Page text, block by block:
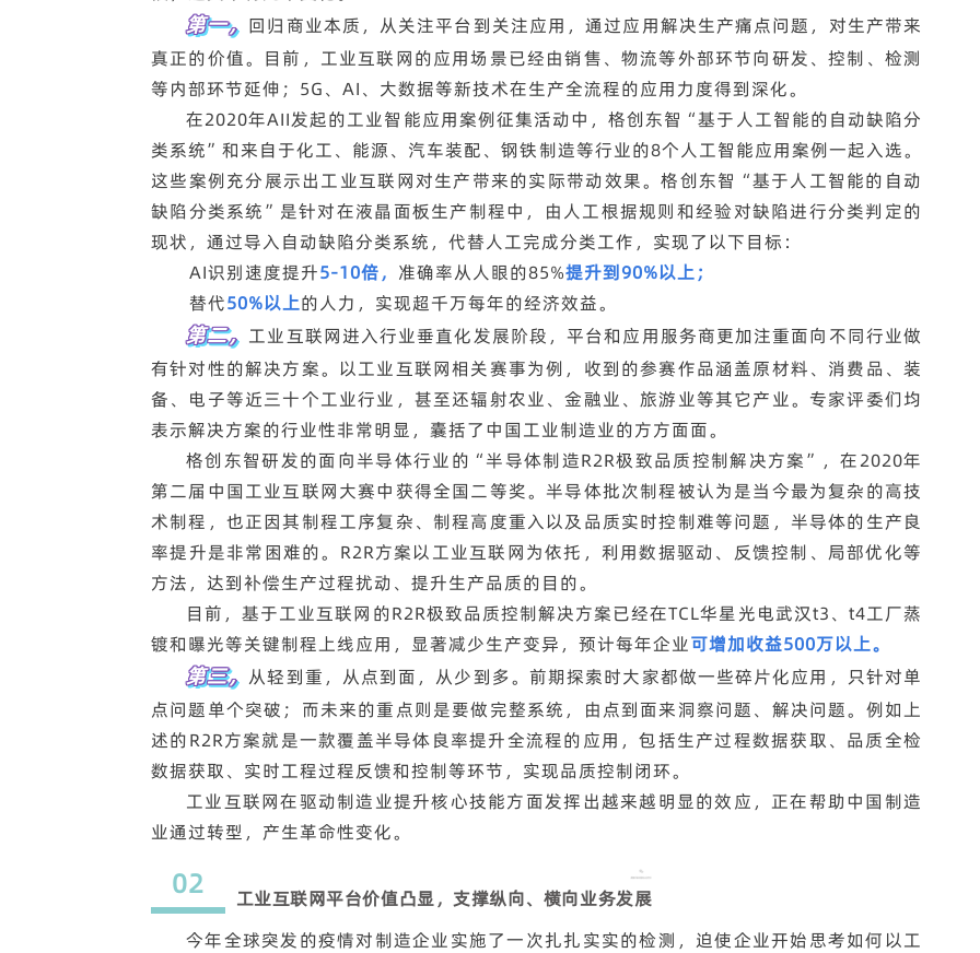
第一， 回归商业本质，从关注平台到关注应用，通过应用解决生产痛点问题，对生产带来
真正的价值。目前，工业互联网的应用场景已经由销售、物流等外部环节向研发、控制、检测
等内部环节延伸；5G、AI、大数据等新技术在生产全流程的应用力度得到深化。
在2020年AII发起的工业智能应用案例征集活动中，格创东智“基于人工智能的自动缺陷分
类系统”和来自于化工、能源、汽车装配、钢铁制造等行业的8个人工智能应用案例一起入选。
这些案例充分展示出工业互联网对生产带来的实际带动效果。格创东智“基于人工智能的自动
缺陷分类系统”是针对在液晶面板生产制程中，由人工根据规则和经验对缺陷进行分类判定的
现状，通过导入自动缺陷分类系统，代替人工完成分类工作，实现了以下目标：
AI识别速度提升5-10倍， 准确率从人眼的85%提升到90%以上；
替代50%以上的人力，实现超千万每年的经济效益。
第二， 工业互联网进入行业垂直化发展阶段，平台和应用服务商更加注重面向不同行业做
有针对性的解决方案。以工业互联网相关赛事为例，收到的参赛作品涵盖原材料、消费品、装
备、电子等近三十个工业行业，甚至还辐射农业、金融业、旅游业等其它产业。专家评委们均
表示解决方案的行业性非常明显，囊括了中国工业制造业的方方面面。
格创东智研发的面向半导体行业的“半导体制造R2R极致品质控制解决方案”，在2020年
第二届中国工业互联网大赛中获得全国二等奖。半导体批次制程被认为是当今最为复杂的高技
术制程，也正因其制程工序复杂、制程高度重入以及品质实时控制难等问题，半导体的生产良
率提升是非常困难的。R2R方案以工业互联网为依托，利用数据驱动、反馈控制、局部优化等
方法，达到补偿生产过程扰动、提升生产品质的目的。
目前，基于工业互联网的R2R极致品质控制解决方案已经在TCL华星光电武汉t3、t4工厂蒸
镀和曝光等关键制程上线应用，显著减少生产变异，预计每年企业可增加收益500万以上。
第三，从轻到重，从点到面，从少到多。前期探索时大家都做一些碎片化应用，只针对单
点问题单个突破；而未来的重点则是要做完整系统，由点到面来洞察问题、解决问题。例如上
述的R2R方案就是一款覆盖半导体良率提升全流程的应用，包括生产过程数据获取、品质全检
数据获取、实时工程过程反馈和控制等环节，实现品质控制闭环。
工业互联网在驱动制造业提升核心技能方面发挥出越来越明显的效应，正在帮助中国制造
业通过转型，产生革命性变化。
02 工业互联网平台价值凸显， 支撑纵向、横向业务发展
今年全球突发的疫情对制造企业实施了一次扎扎实实的检测，迫使企业开始思考如何以工